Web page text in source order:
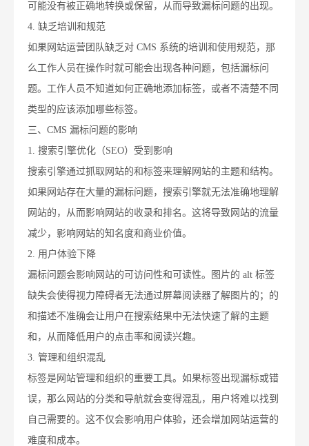
可能没有被正确地转换或保留，从而导致漏标问题的出现。
4. 缺乏培训和规范
如果网站运营团队缺乏对 CMS 系统的培训和使用规范，那
么工作人员在操作时就可能会出现各种问题，包括漏标问
题。工作人员不知道如何正确地添加标签，或者不清楚不同
类型的应该添加哪些标签。
三、CMS 漏标问题的影响
1. 搜索引擎优化（SEO）受到影响
搜索引擎通过抓取网站的和标签来理解网站的主题和结构。
如果网站存在大量的漏标问题，搜索引擎就无法准确地理解
网站的，从而影响网站的收录和排名。这将导致网站的流量
减少，影响网站的知名度和商业价值。
2. 用户体验下降
漏标问题会影响网站的可访问性和可读性。图片的 alt 标签
缺失会使得视力障碍者无法通过屏幕阅读器了解图片的；的
和描述不准确会让用户在搜索结果中无法快速了解的主题
和，从而降低用户的点击率和阅读兴趣。
3. 管理和组织混乱
标签是网站管理和组织的重要工具。如果标签出现漏标或错
误，那么网站的分类和导航就会变得混乱，用户将难以找到
自己需要的。这不仅会影响用户体验，还会增加网站运营的
难度和成本。